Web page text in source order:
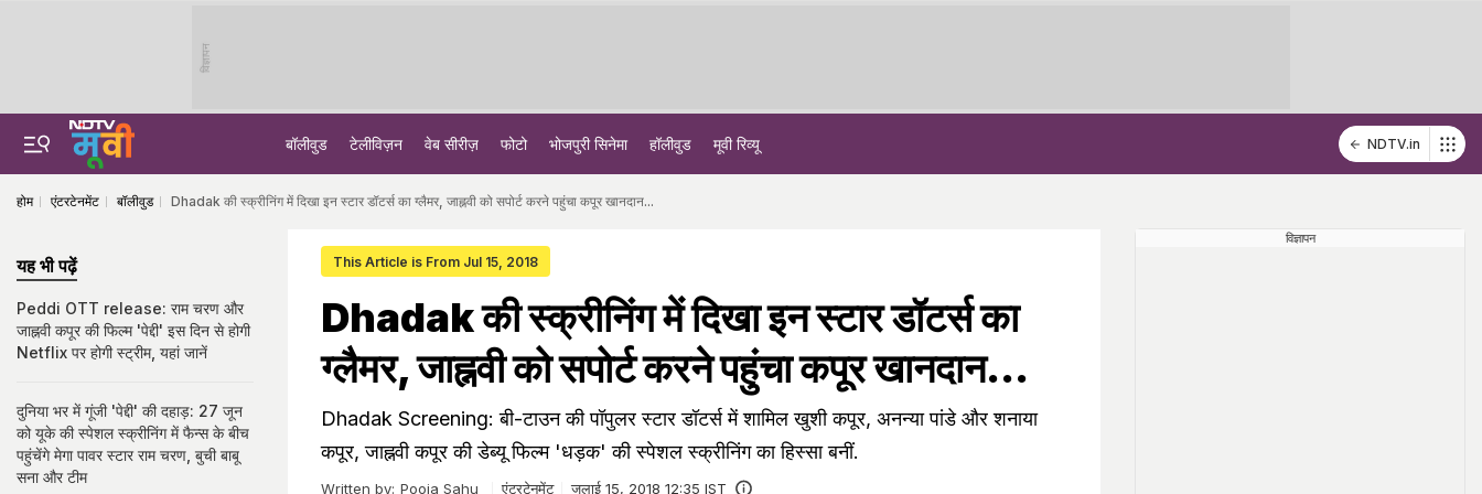
विज्ञापन
बॉलीवुड टेलीविज़न वेब सीरीज़ फोटो भोजपुरी सिनेमा हॉलीवुड मूवी रिव्यू NDTV.in
होम एंटरटेनमेंट बॉलीवुड Dhadak की स्क्रीनिंग में दिखा इन स्टार डॉटर्स का ग्लैमर, जाह्नवी को सपोर्ट करने पहुंचा कपूर खानदान...
This Article is From Jul 15, 2018
Dhadak की स्क्रीनिंग में दिखा इन स्टार डॉटर्स का
ग्लैमर, जाह्नवी को सपोर्ट करने पहुंचा कपूर खानदान...
Dhadak Screening: बी-टाउन की पॉपुलर स्टार डॉटर्स में शामिल खुशी कपूर, अनन्या पांडे और शनाया
कपूर, जाह्नवी कपूर की डेब्यू फिल्म 'धड़क' की स्पेशल स्क्रीनिंग का हिस्सा बनीं.
Written by: Pooja Sahu एंटरटेनमेंट जुलाई 15, 2018 12:35 IST
यह भी पढ़ें
Peddi OTT release: राम चरण और
जाह्नवी कपूर की फिल्म 'पेद्दी' इस दिन से होगी
Netflix पर होगी स्ट्रीम, यहां जानें
दुनिया भर में गूंजी 'पेद्दी' की दहाड़: 27 जून
को यूके की स्पेशल स्क्रीनिंग में फैन्स के बीच
पहुंचेंगे मेगा पावर स्टार राम चरण, बुची बाबू
सना और टीम
विज्ञापन